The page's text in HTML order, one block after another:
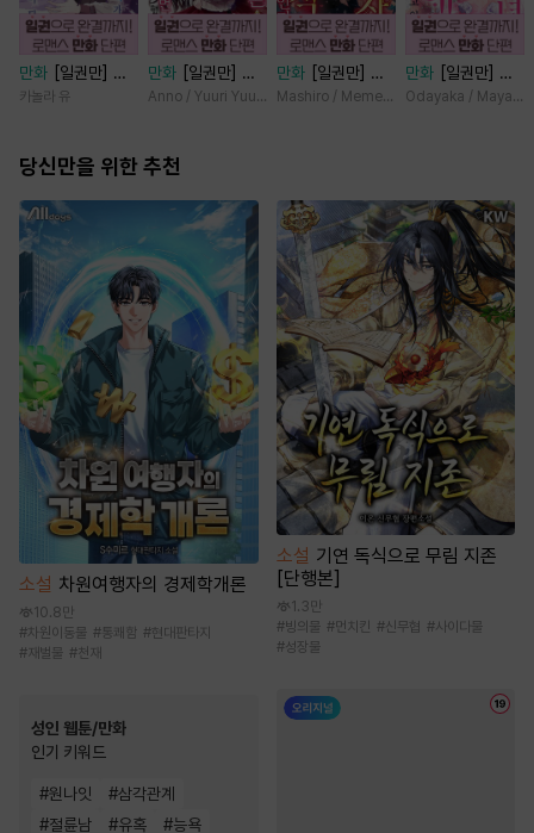
만화
[일권만] 죽
을 뻔한 늑대가 운
카놀라 유
만화
[일권만] 왕
태자님과의 약혼을
변했습니다 [단행
Anno / Yuuri Yuudachi
만화
[일권만] 실
례지만 약혼자님,
Mashiro / Memeko
만화
[일권만] 잊
혀진 왕녀지만 정
Odayaka / Maya
당신만을 위한 추천
소설 차원여행자의 경제학개론
10.8만
#차원이동물 #통쾌함 #현대판타지
# 재벌물 #천재
성인 웹툰/만화
인기 키워드
#원나잇 #삼각관계
#절륜남 #유혹 #능욕
소설 기연 독식으로 무림 지존
[단행본]
1.3만
#빙의물 #먼치킨 #신무협 #사이다물
#성장물